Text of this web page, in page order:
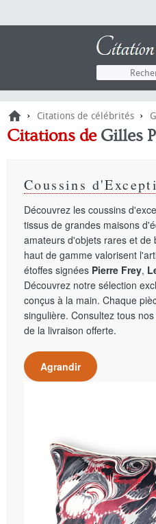
› Citations de célébrités ›
Citations de Gilles
Coussins
Découvrez les coussins
tissus de grandes maisons
amateurs d'objets rares et de
haut de gamme valorisent
étoffes signées Pierre Frey,
Découvrez notre sélection
conçus à la main. Chaque
singulière. Consultez tous nos
de la livraison offerte.
Agrandir